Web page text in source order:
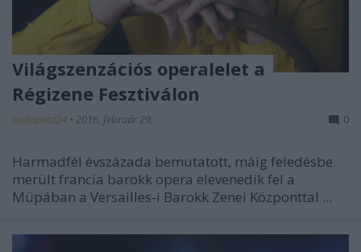
Világszenzációs operalelet a
Régizene Fesztiválon
budapest24 • 2016. február 29. 0
Harmadfél évszázada bemutatott, máig feledésbe
merült francia barokk opera elevenedik fel a
Müpában a Versailles-i Barokk Zenei Központtal ...